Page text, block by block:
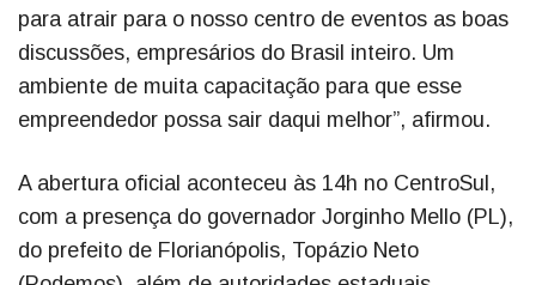
para atrair para o nosso centro de eventos as boas
discussões, empresários do Brasil inteiro. Um
ambiente de muita capacitação para que esse
empreendedor possa sair daqui melhor”, afirmou.
A abertura oficial aconteceu às 14h no CentroSul,
com a presença do governador Jorginho Mello (PL),
do prefeito de Florianópolis, Topázio Neto